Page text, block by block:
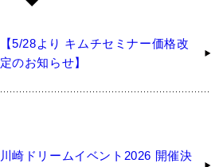
【5/28より キムチセミナー価格改
定のお知らせ】
川崎ドリームイベント2026 開催決